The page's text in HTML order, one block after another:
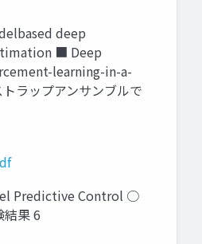
deep
■ Deep
learning-in-a-
ラップアンサンブルで
Predictive Control ○
果 6